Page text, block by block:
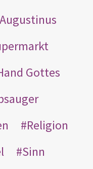
Augustinus
Gottes
Religion
Sinn